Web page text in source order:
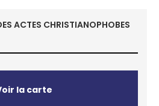
ACTES CHRISTIANOPHOBES
la carte